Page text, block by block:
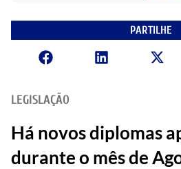
PARTILHE
LEGISLAÇÃO
Há novos diplomas
durante o mês de